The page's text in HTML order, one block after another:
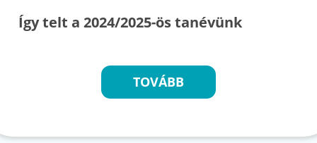
Így telt a 2024/2025-ös tanévünk
TOVÁBB